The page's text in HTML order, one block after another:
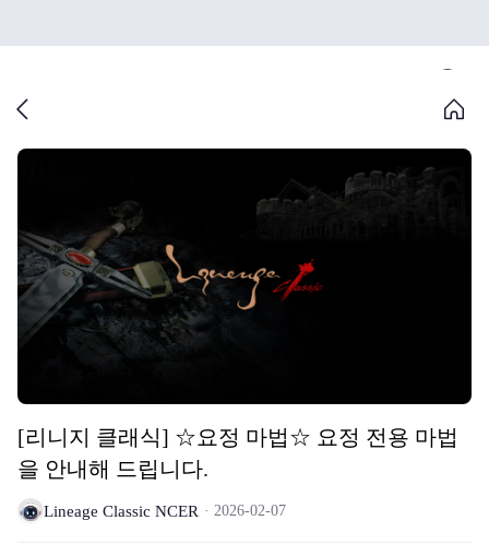
[리니지 클래식] ☆요정 마법☆ 요정 전용 마법
을 안내해 드립니다.
Lineage Classic NCER 2026-02-07